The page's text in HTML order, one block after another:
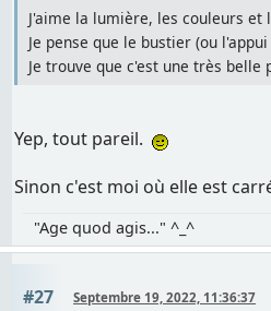
J'aime la lumière, les couleurs et
Je pense que le bustier (ou
Je trouve que c'est une très belle
Yep, tout pareil.
Sinon c'est moi où elle est
"Age quod agis..." ^_^
#27 Septembre 19, 2022, 11:36:37